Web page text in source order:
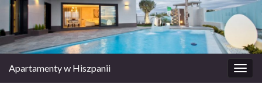
Apartamenty w Hiszpanii